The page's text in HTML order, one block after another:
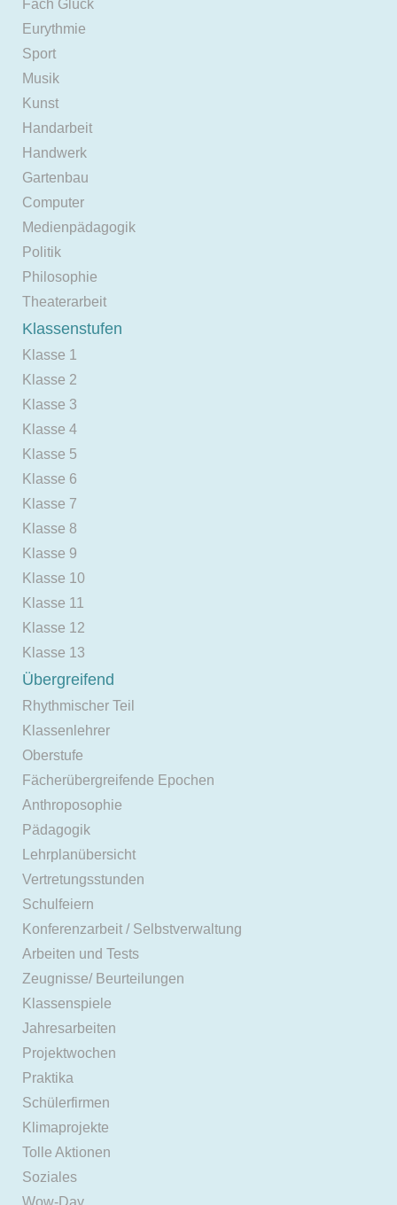
Fach Glück
Eurythmie
Sport
Musik
Kunst
Handarbeit
Handwerk
Gartenbau
Computer
Medienpädagogik
Politik
Philosophie
Theaterarbeit
Klassenstufen
Klasse 1
Klasse 2
Klasse 3
Klasse 4
Klasse 5
Klasse 6
Klasse 7
Klasse 8
Klasse 9
Klasse 10
Klasse 11
Klasse 12
Klasse 13
Übergreifend
Rhythmischer Teil
Klassenlehrer
Oberstufe
Fächerübergreifende Epochen
Anthroposophie
Pädagogik
Lehrplanübersicht
Vertretungsstunden
Schulfeiern
Konferenzarbeit / Selbstverwaltung
Arbeiten und Tests
Zeugnisse/ Beurteilungen
Klassenspiele
Jahresarbeiten
Projektwochen
Praktika
Schülerfirmen
Klimaprojekte
Tolle Aktionen
Soziales
Wow-Day